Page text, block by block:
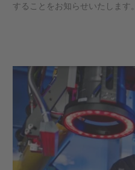
することをお知らせいたします。